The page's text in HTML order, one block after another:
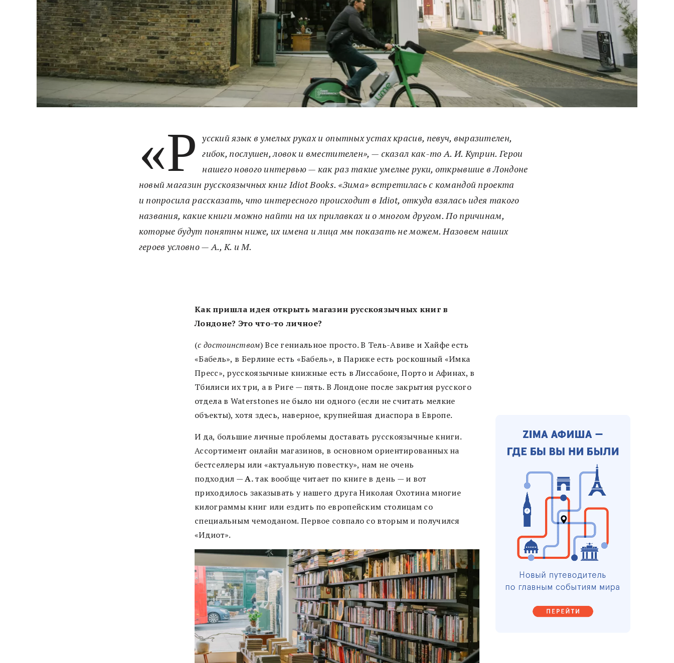
«Р усский язык в умелых руках и опытных устах красив, певуч, выразителен,
гибок, послушен, ловок и вместителен», — сказал как-то А. И. Куприн. Герои
нашего нового интервью — как раз такие умелые руки, открывшие в Лондоне
новый магазин русскоязычных книг Idiot Books. «Зима» встретилась с командой проекта
и попросила рассказать, что интересного происходит в Idiot, откуда взялась идея такого
названия, какие книги можно найти на их прилавках и о многом другом. По причинам,
которые будут понятны ниже, их имена и лица мы показать не можем. Назовем наших
героев условно — А., К. и М.
Как пришла идея открыть магазин русскоязычных книг в
Лондоне? Это что-то личное?
(с достоинством) Все гениальное просто. В Тель-Авиве и Хайфе есть
«Бабель», в Берлине есть «Бабель», в Париже есть роскошный «Имка
Пресс», русскоязычные книжные есть в Лиссабоне, Порто и Афинах, в
Тбилиси их три, а в Риге — пять. В Лондоне после закрытия русского
отдела в Waterstones не было ни одного (если не считать мелкие
объекты), хотя здесь, наверное, крупнейшая диаспора в Европе.
И да, большие личные проблемы доставать русскоязычные книги.
Ассортимент онлайн магазинов, в основном ориентированных на
бестселлеры или «актуальную повестку», нам не очень
подходил —А.так вообще читает по книге в день — и вот
приходилось заказывать у нашего друга Николая Охотина многие
килограммы книг или ездить по европейским столицам со
специальным чемоданом. Первое совпало со вторым и получился
«Идиот».